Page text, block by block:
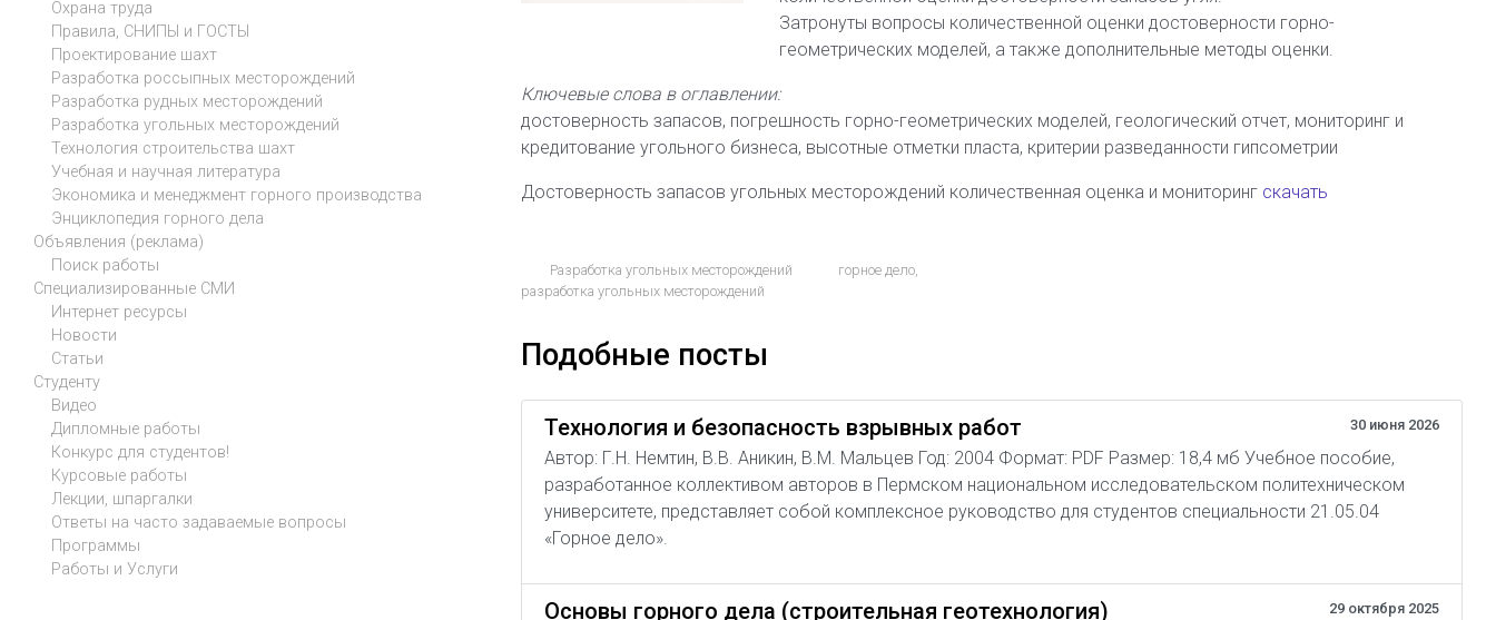
Затронуты вопросы количественной оценки достоверности горно-
геометрических моделей, а также дополнительные методы оценки.
Ключевые слова в оглавлении:
достоверность запасов, погрешность горно-геометрических моделей, геологический отчет, мониторинг и
кредитование угольного бизнеса, высотные отметки пласта, критерии разведанности гипсометрии
Достоверность запасов угольных месторождений количественная оценка и мониторинг скачать
Разработка угольных месторождений горное дело,
разработка угольных месторождений
Подобные посты
Технология и безопасность взрывных работ 30 июня 2026
Автор: Г.Н. Немтин, В.В. Аникин, В.М. Мальцев Год: 2004 Формат: PDF Размер: 18,4 мб Учебное пособие,
разработанное коллективом авторов в Пермском национальном исследовательском политехническом
университете, представляет собой комплексное руководство для студентов специальности 21.05.04
«Горное дело».
Основы горного дела (строительная геотехнология) 29 октября 2025
Охрана труда
Правила, СНИПЫ и ГОСТЫ
Проектирование шахт
Разработка россыпных месторождений
Разработка рудных месторождений
Разработка угольных месторождений
Технология строительства шахт
Учебная и научная литература
Экономика и менеджмент горного производства
Энциклопедия горного дела
Объявления (реклама)
Поиск работы
Специализированные СМИ
Интернет ресурсы
Новости
Статьи
Студенту
Видео
Дипломные работы
Конкурс для студентов!
Курсовые работы
Лекции, шпаргалки
Ответы на часто задаваемые вопросы
Программы
Работы и Услуги